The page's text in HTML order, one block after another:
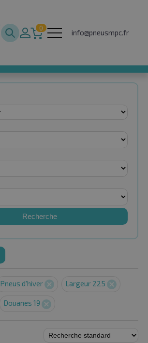
0
info@pneusmpc.fr
Recherche
Pneus d'hiver Largeur 225
Douanes 19